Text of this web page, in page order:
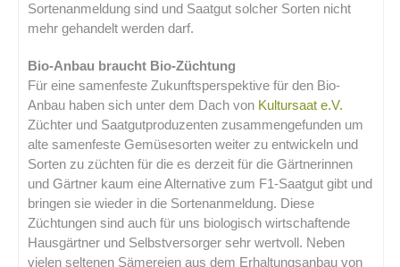
Sortenanmeldung sind und Saatgut solcher Sorten nicht
mehr gehandelt werden darf.
Bio-Anbau braucht Bio-Züchtung
Für eine samenfeste Zukunftsperspektive für den Bio-
Anbau haben sich unter dem Dach von Kultursaat e.V.
Züchter und Saatgutproduzenten zusammengefunden um
alte samenfeste Gemüsesorten weiter zu entwickeln und
Sorten zu züchten für die es derzeit für die Gärtnerinnen
und Gärtner kaum eine Alternative zum F1-Saatgut gibt und
bringen sie wieder in die Sortenanmeldung. Diese
Züchtungen sind auch für uns biologisch wirtschaftende
Hausgärtner und Selbstversorger sehr wertvoll. Neben
vielen seltenen Sämereien aus dem Erhaltungsanbau von